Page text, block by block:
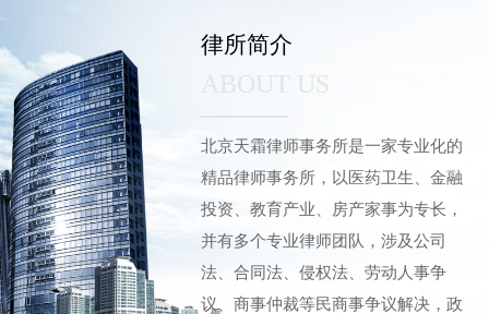
律所简介
ABOUT US
北京天霜律师事务所是一家专业化的
精品律师事务所，以医药卫生、金融
投资、教育产业、房产家事为专长，
并有多个专业律师团队，涉及公司
法、合同法、侵权法、劳动人事争
议、商事仲裁等民商事争议解决，政